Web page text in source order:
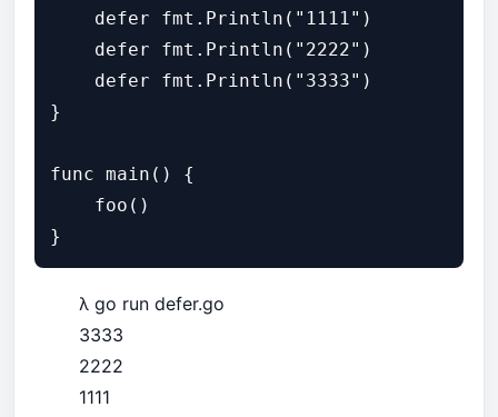
    defer fmt.Println("1111")
    defer fmt.Println("2222")
    defer fmt.Println("3333")
}
func main() {
    foo()
λ go run defer.go
3333
2222
1111